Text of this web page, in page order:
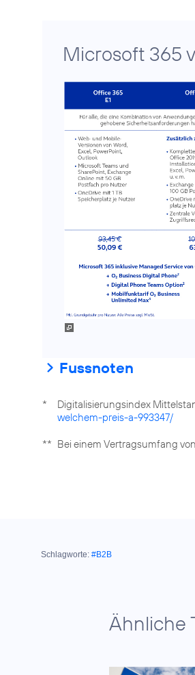
Microsoft 365
Fussnoten
* Digitalisierungsindex
welchem-preis-a-993347/
** Bei einem Vertragsumfang
Schlagworte: #B2B
Ähnliche